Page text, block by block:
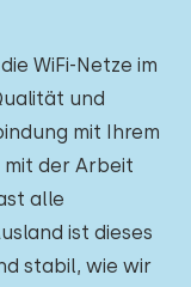
WiFi-Netze im
und
mit Ihrem
mit der Arbeit
alle
ist dieses
stabil, wie wir